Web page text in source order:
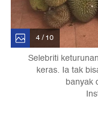
4 / 10
Selebriti
keras. Ia tak
banyak